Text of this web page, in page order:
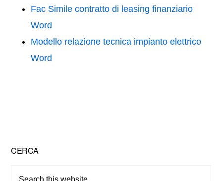
Fac Simile contratto di leasing finanziario
Word
Modello relazione tecnica impianto elettrico
Word
Primary
Sidebar
CERCA